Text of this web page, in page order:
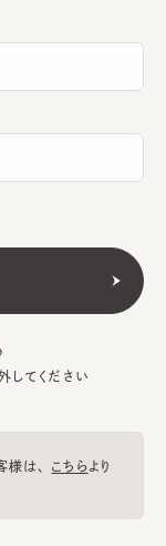
してください
は、 こちらより